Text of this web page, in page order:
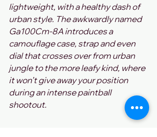
lightweight, with a healthy dash of
urban style. The awkwardly named
Ga100Cm-8A introduces a
camouflage case, strap and even
dial that crosses over from urban
jungle to the more leafy kind, where
it won’t give away your position
during an intense paintball
shootout.